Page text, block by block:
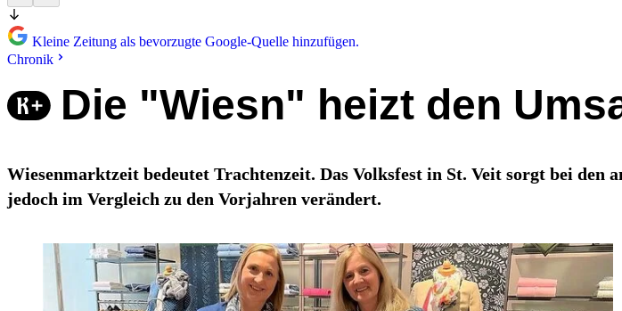
Kleine Zeitung als bevorzugte Google-Quelle hinzufügen.
Chronik
Die "Wiesn" heizt den
Wiesenmarktzeit bedeutet Trachtenzeit. Das Volksfest in St. Veit sorgt bei den
jedoch im Vergleich zu den Vorjahren verändert.